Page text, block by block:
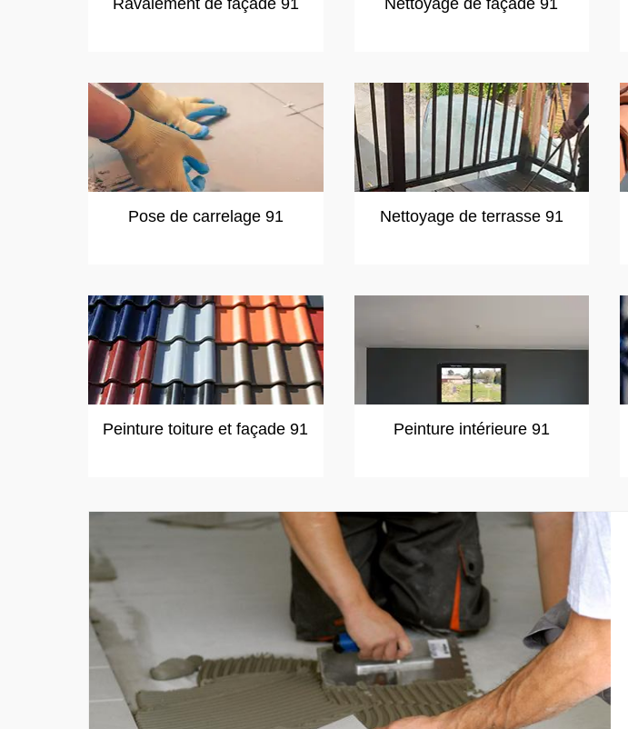
Ravalement de façade 91 Nettoyage de façade 91
Pose de carrelage 91 Nettoyage de terrasse 91
Peinture toiture et façade 91 Peinture intérieure 91